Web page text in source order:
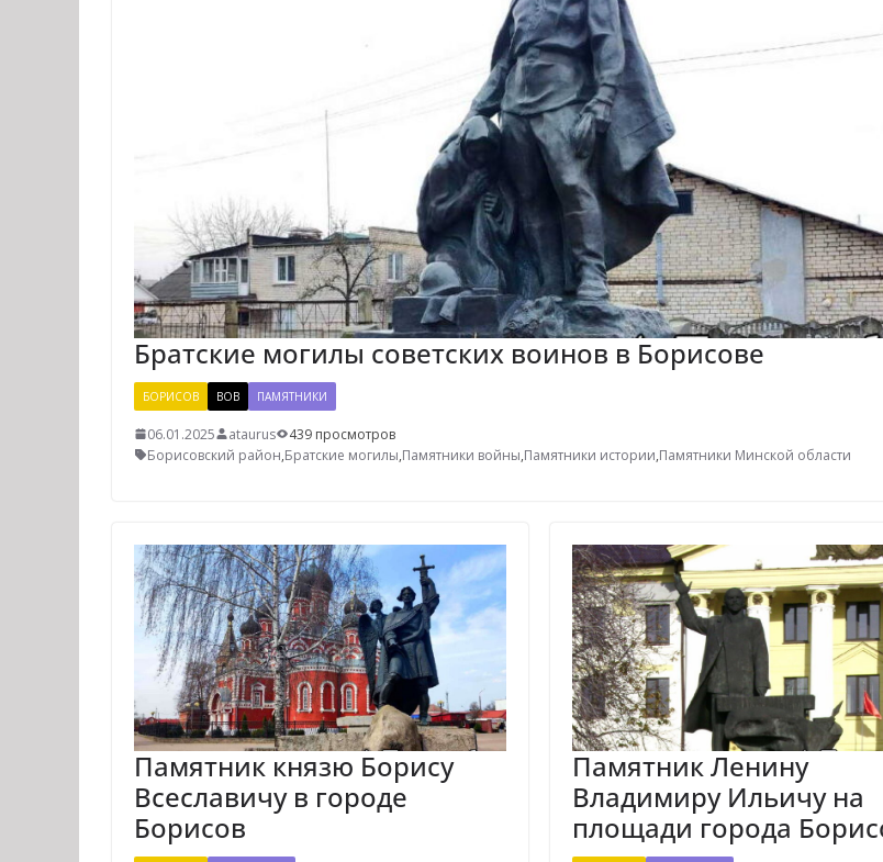
Братские могилы советских воинов в Борисове
БОРИСОВ ВОВ ПАМЯТНИКИ
06.01.2025 ataurus
439 просмотров
Борисовский район,Братские могилы,Памятники войны,Памятники истории,Памятники Минской области
Памятник князю Борису
Всеславичу в городе
Борисов
Памятник Ленину
Владимиру Ильичу на
площади города